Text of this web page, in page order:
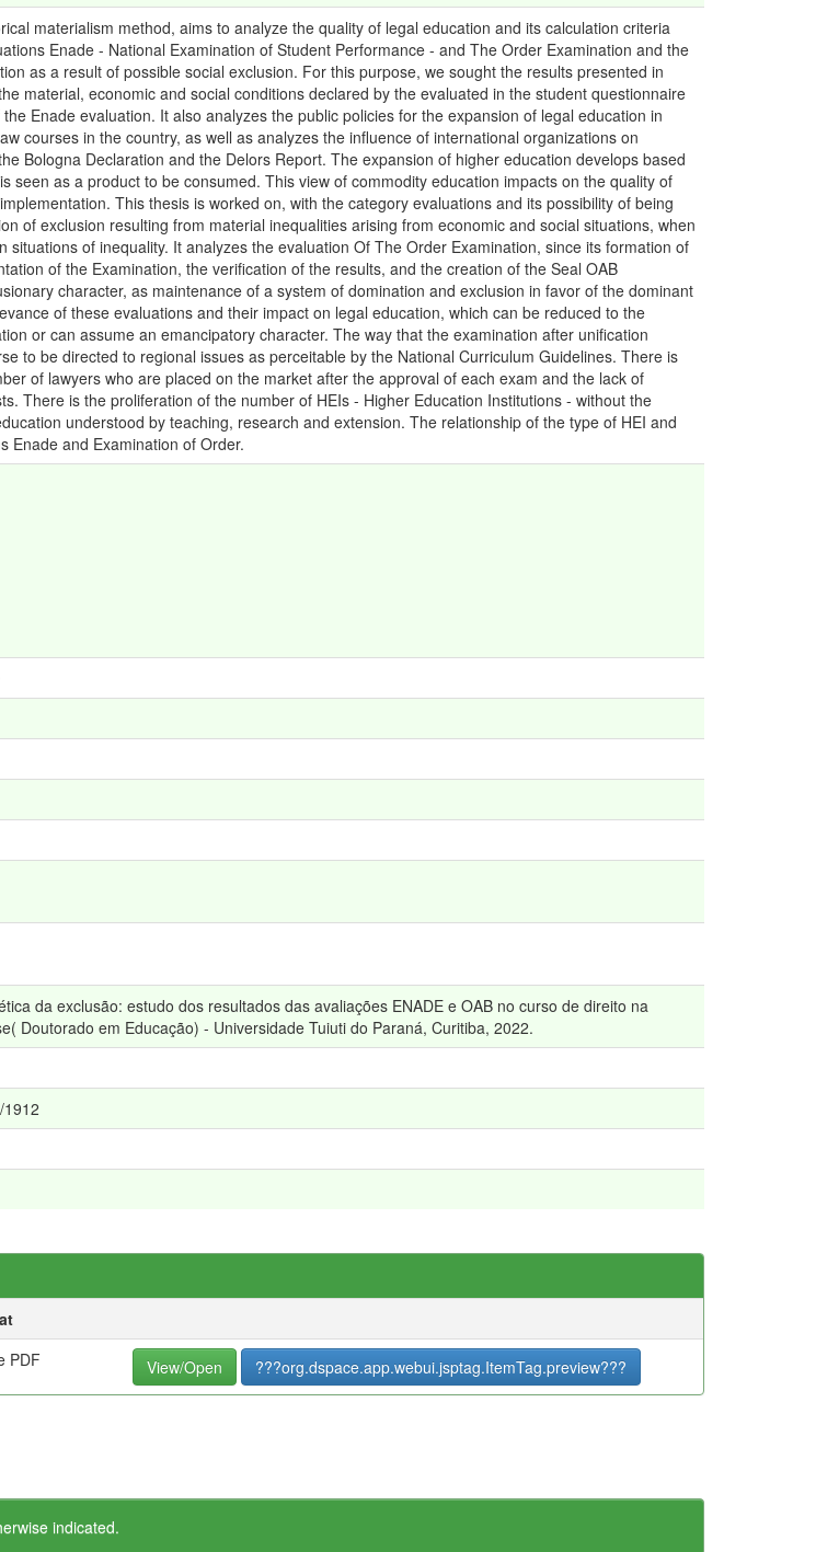
materialism method, aims to analyze the quality of legal education and its calculation criteria
Enade - National Examination of Student Performance - and The Order Examination and the
as a result of possible social exclusion. For this purpose, we sought the results presented in
material, economic and social conditions declared by the evaluated in the student questionnaire
Enade evaluation. It also analyzes the public policies for the expansion of legal education in
courses in the country, as well as analyzes the influence of international organizations on
Bologna Declaration and the Delors Report. The expansion of higher education develops based
seen as a product to be consumed. This view of commodity education impacts on the quality of
This thesis is worked on, with the category evaluations and its possibility of being
of exclusion resulting from material inequalities arising from economic and social situations, when
situations of inequality. It analyzes the evaluation Of The Order Examination, since its formation of
of the Examination, the verification of the results, and the creation of the Seal OAB
character, as maintenance of a system of domination and exclusion in favor of the dominant
of these evaluations and their impact on legal education, which can be reduced to the
or can assume an emancipatory character. The way that the examination after unification
to be directed to regional issues as perceitable by the National Curriculum Guidelines. There is
of lawyers who are placed on the market after the approval of each exam and the lack of
There is the proliferation of the number of HEIs - Higher Education Institutions - without the
understood by teaching, research and extension. The relationship of the type of HEI and
Enade and Examination of Order.
da exclusão: estudo dos resultados das avaliações ENADE e OAB no curso de direito na
Doutorado em Educação) - Universidade Tuiuti do Paraná, Curitiba, 2022.
PDF View/Open ???org.dspace.app.webui.jsptag.ItemTag.preview???
indicated.